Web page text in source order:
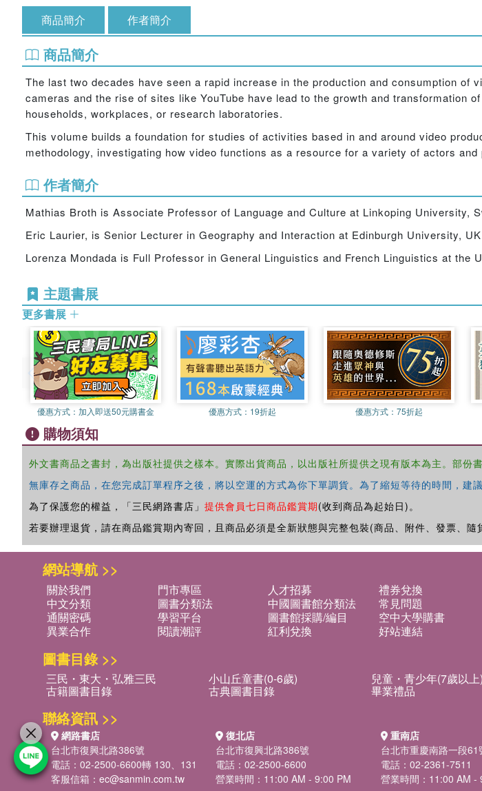
商品簡介 作者簡介
商品簡介
The last two decades have seen a rapid increase in the production and consumption
cameras and the rise of sites like YouTube have lead to the growth and transformation
households, workplaces, or research laboratories.
This volume builds a foundation for studies of activities based in and around video
methodology, investigating how video functions as a resource for a variety of actors and
作者簡介
Mathias Broth is Associate Professor of Language and Culture at Linkoping University,
Eric Laurier, is Senior Lecturer in Geography and Interaction at Edinburgh University,
Lorenza Mondada is Full Professor in General Linguistics and French Linguistics at the
主題書展
更多書展
優惠方式： 加入即送50元購書金 優惠方式： 19折起 優惠方式：75折起
購物須知
外文書商品之書封，為出版社提供之樣本。實際出貨商品，以出版社所提供之現有版本為主。部份
無庫存之商品，在您完成訂單程序之後，將以空運的方式為你下單調貨。為了縮短等待的時間，建
為了保護您的權益，「三民網路書店」 提供會員七日商品鑑賞期(收到商品為起始日)。
若要辦理退貨，請在商品鑑賞期內寄回，且商品必須是全新狀態與完整包裝(商品、附件、發票、隨
網站導航 >>
關於我們 門市專區 人才招募 禮券兌換
中文分類
圖書分類法 中國圖書館分類法 常見問題
通關密碼
學習平台 圖書館採購/編目 空中大學購書
異業合作
閱讀潮評 紅利兌換 好站連結
圖書目錄 >>
三民・東大・弘雅三民 小山丘童書(0-6歲) 兒童・青少年(7歲以上)
古籍圖書目錄 古典圖書目錄 畢業禮品
聯絡資訊 >>
網路書店
台北市復興北路386號
電話：02-2500-6600轉 130、131
客服信箱： ec@sanmin.com.tw
復北店
台北市復興北路386號
電話：02-2500-6600
營業時間：11:00 AM - 9:00 PM
重南店
台北市重慶南路一段61
電話：02-2361-7511
營業時間：11:00 AM -